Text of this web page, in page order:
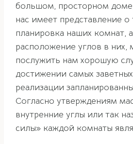
большом, просторном
нас имеет представление о
планировка наших комнат,
расположение углов в них,
послужить нам хорошую
достижении самых
реализации
Согласно утверждениям
внутренние углы или так
силы» каждой комнаты